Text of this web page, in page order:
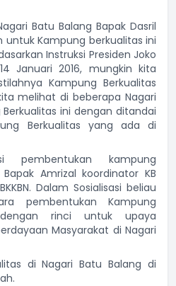
Batu Balang Bapak Dasril
Kampung berkualitas ini
Instruksi Presiden Joko
Januari 2016, mungkin kita
Kampung Berkualitas
melihat di beberapa Nagari
ini dengan ditandai
Berkualitas yang ada di
pembentukan kampung
Amrizal koordinator KB
Dalam Sosialisasi beliau
pembentukan Kampung
rinci untuk upaya
Masyarakat di Nagari
di Nagari Batu Balang di